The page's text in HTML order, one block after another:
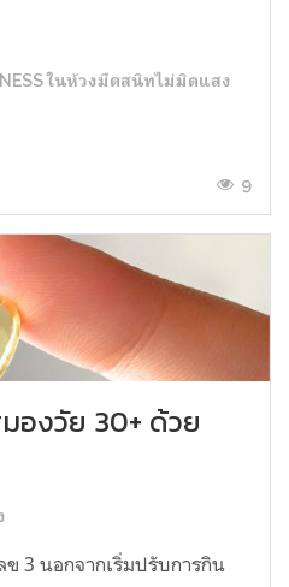
ในห้วงมืดสนิทไม่มิดแสง
9
องวัย 30+ ด้วย
3 นอกจากเริ่มปรับการกิน